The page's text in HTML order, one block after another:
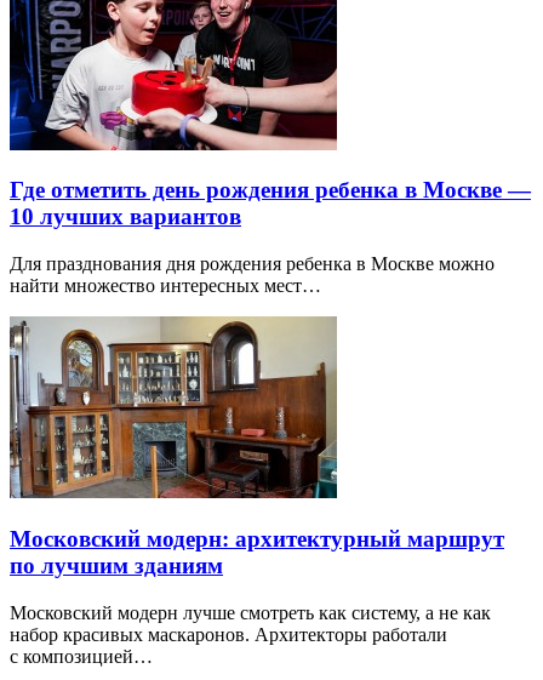
Где отметить день рождения ребенка в Москве —
10 лучших вариантов
Для празднования дня рождения ребенка в Москве можно
найти множество интересных мест…
Московский модерн: архитектурный маршрут
по лучшим зданиям
Московский модерн лучше смотреть как систему, а не как
набор красивых маскаронов. Архитекторы работали
с композицией…